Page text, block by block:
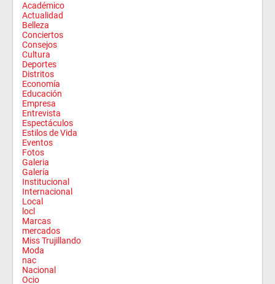
Académico
Actualidad
Belleza
Conciertos
Consejos
Cultura
Deportes
Distritos
Economía
Educación
Empresa
Entrevista
Espectáculos
Estilos de Vida
Eventos
Fotos
Galeria
Galería
Institucional
Internacional
Local
locl
Marcas
mercados
Miss Trujillando
Moda
nac
Nacional
Ocio